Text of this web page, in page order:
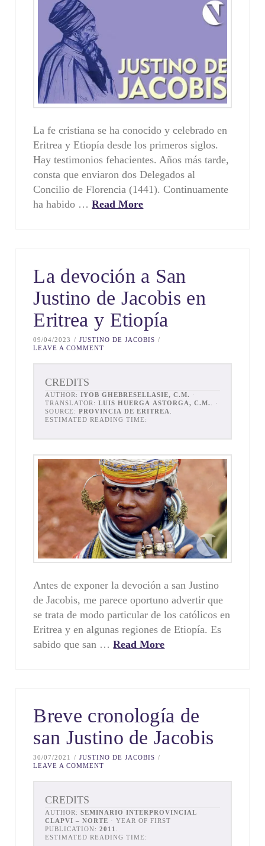
La fe cristiana se ha conocido y celebrado en
Eritrea y Etiopía desde los primeros siglos.
Hay testimonios fehacientes. Años más tarde,
consta que enviaron dos Delegados al
Concilio de Florencia (1441). Continuamente
ha habido …Read More
La devoción a San
Justino de Jacobis en
Eritrea y Etiopía
09/04/2023
JUSTINO DE JACOBIS
LEAVE A COMMENT
CREDITS
AUTHOR:IYOB GHEBRESELLASIE, C.M. ·
TRANSLATOR:LUIS HUERGA ASTORGA, C.M.
SOURCE:PROVINCIA DE ERITREA
ESTIMATED READING TIME:
Antes de exponer la devoción a san Justino
de Jacobis, me parece oportuno advertir que
se trata de modo particular de los católicos en
Eritrea y en algunas regiones de Etiopía. Es
sabido que san …Read More
Breve cronología de
san Justino de Jacobis
30/07/2021
JUSTINO DE JACOBIS
LEAVE A COMMENT
CREDITS
AUTHOR:SEMINARIO INTERPROVINCIAL
CLAPVI – NORTE · YEAR OF FIRST
PUBLICATION:2011
ESTIMATED READING TIME: